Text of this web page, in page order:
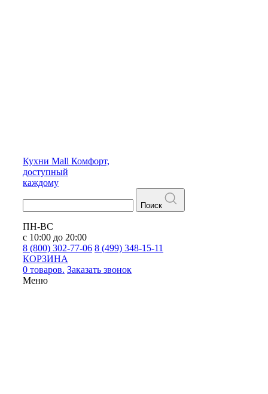
Кухни Mall Комфорт,
доступный
каждому
Поиск
ПН-ВС
с 10:00 до 20:00
8 (800) 302-77-06 8 (499) 348-15-11
КОРЗИНА
0 товаров. Заказать звонок
Меню